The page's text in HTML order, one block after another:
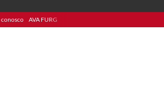
conosco AVA FURG